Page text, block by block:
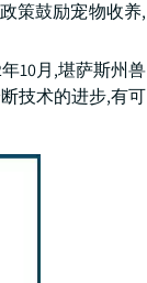
策鼓励宠物收养,
10月,堪萨斯州兽
技术的进步,有可